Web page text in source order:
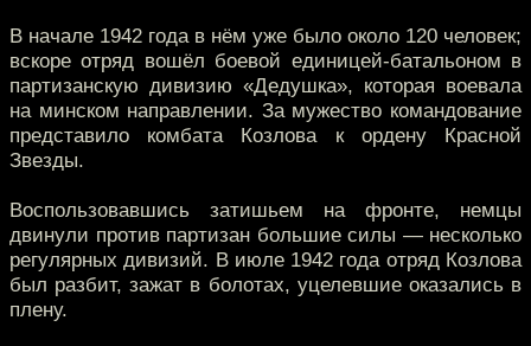
В начале 1942 года в нём уже было около 120 человек;
вскоре отряд вошёл боевой единицей-батальоном в
партизанскую дивизию «Дедушка», которая воевала
на минском направлении. За мужество командование
представило комбата Козлова к ордену Красной
Звезды.
Воспользовавшись затишьем на фронте, немцы
двинули против партизан большие силы — несколько
регулярных дивизий. В июле 1942 года отряд Козлова
был разбит, зажат в болотах, уцелевшие оказались в
плену.